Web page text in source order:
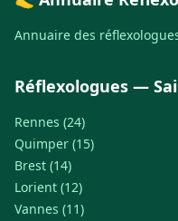
Annuaire des
Réflexologues —
Rennes (24)
Quimper (15)
Brest (14)
Lorient (12)
Vannes (11)